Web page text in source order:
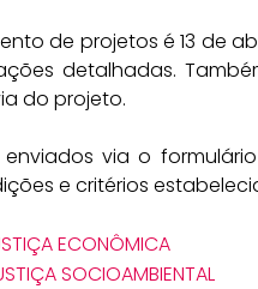
de projetos é 13 de
detalhadas.
do projeto.
via o
e critérios
ECONÔMICA
SOCIOAMBIENTAL